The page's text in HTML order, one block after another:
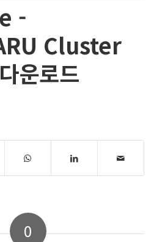
-
Cluster
운로드
0